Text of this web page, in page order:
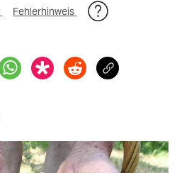
Fehlerhinweis